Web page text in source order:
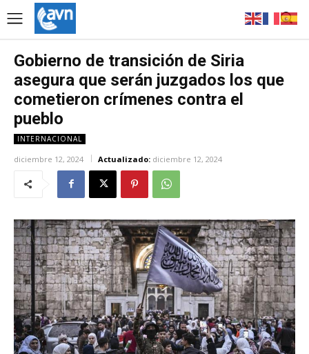
Gobierno de transición de Siria
asegura que serán juzgados los que
cometieron crímenes contra el
pueblo
INTERNACIONAL
diciembre 12, 2024 Actualizado: diciembre 12, 2024